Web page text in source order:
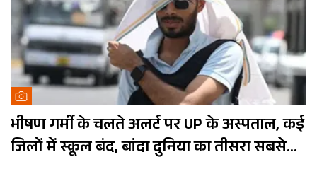
भीषण गर्मी के चलते अलर्ट पर UP के अस्पताल, कई
जिलों में स्कूल बंद, बांदा दुनिया का तीसरा सबसे
गर्म शहर